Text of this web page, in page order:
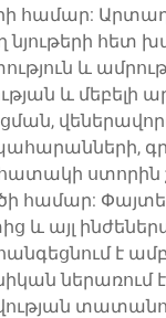
համար:
հետ
և
և մեբելի
ստորին
համար: Փայտե
և այլ
է
ներառում